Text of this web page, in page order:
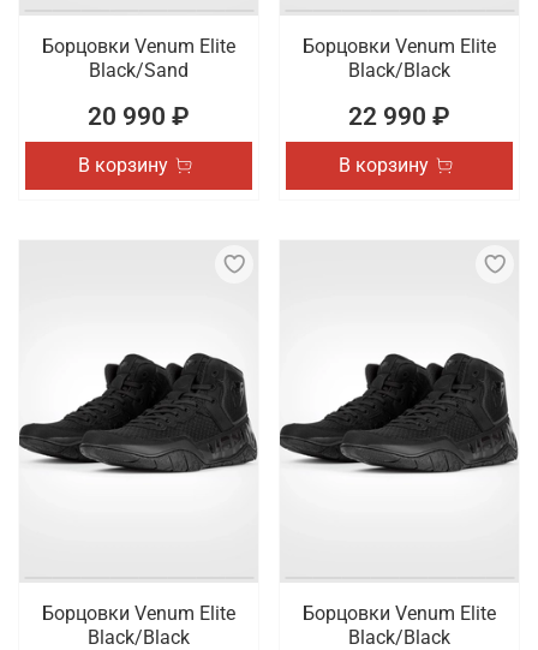
Борцовки Venum Elite
Black/Sand
20 990 ₽
В корзину
Борцовки Venum Elite
Black/Black
22 990 ₽
В корзину
Борцовки Venum Elite
Black/Black
Борцовки Venum Elite
Black/Black